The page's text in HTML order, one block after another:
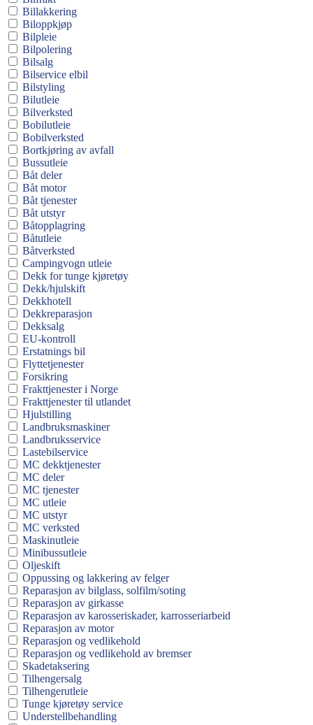
Billakkering
Biloppkjøp
Bilpleie
Bilpolering
Bilsalg
Bilservice elbil
Bilstyling
Bilutleie
Bilverksted
Bobilutleie
Bobilverksted
Bortkjøring av avfall
Bussutleie
Båt deler
Båt motor
Båt tjenester
Båt utstyr
Båtopplagring
Båtutleie
Båtverksted
Campingvogn utleie
Dekk for tunge kjøretøy
Dekk/hjulskift
Dekkhotell
Dekkreparasjon
Dekksalg
EU-kontroll
Erstatnings bil
Flyttetjenester
Forsikring
Frakttjenester i Norge
Frakttjenester til utlandet
Hjulstilling
Landbruksmaskiner
Landbruksservice
Lastebilservice
MC dekktjenester
MC deler
MC tjenester
MC utleie
MC utstyr
MC verksted
Maskinutleie
Minibussutleie
Oljeskift
Oppussing og lakkering av felger
Reparasjon av bilglass, solfilm/soting
Reparasjon av girkasse
Reparasjon av karosseriskader, karrosseriarbeid
Reparasjon av motor
Reparasjon og vedlikehold
Reparasjon og vedlikehold av bremser
Skadetaksering
Tilhengersalg
Tilhengerutleie
Tunge kjøretøy service
Understellbehandling